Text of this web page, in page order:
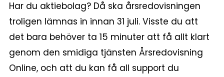
Har du aktiebolag? Då ska årsredovisningen
troligen lämnas in innan 31 juli. Visste du att
det bara behöver ta 15 minuter att få allt klart
genom den smidiga tjänsten Årsredovisning
Online, och att du kan få all support du